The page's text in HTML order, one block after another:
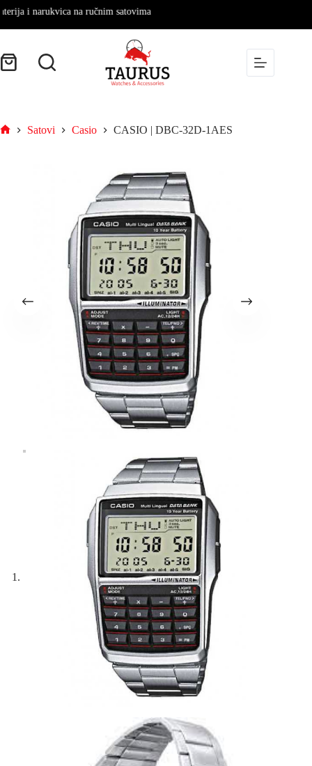
i narukvica na ručnim satovima
Satovi Casio CASIO | DBC-32D-1AES